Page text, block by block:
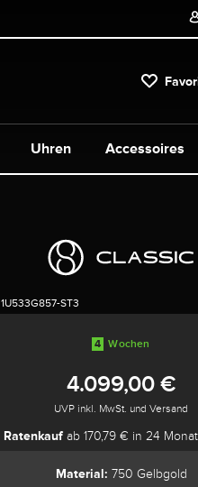
Uhren Accessoires
1U533G857-ST3
4 Wochen
4.099,00 €
UVP inkl. MwSt. und Versand
Ratenkauf ab 170,79 € in 24
Material: 750 Gelbgold